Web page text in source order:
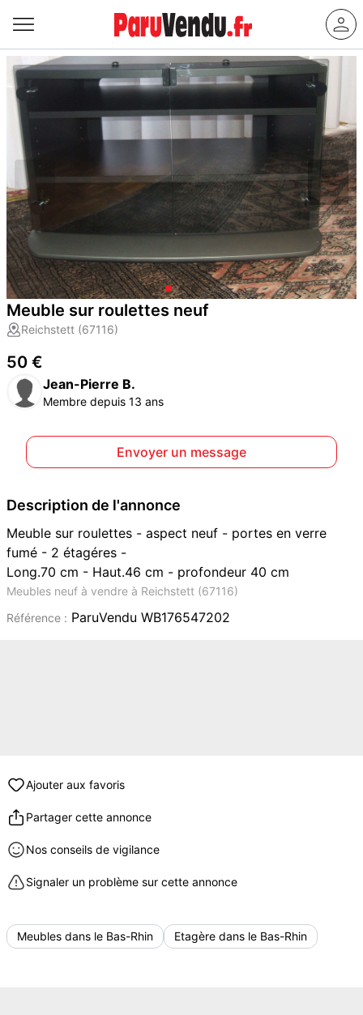
Meuble sur roulettes neuf
Reichstett (67116)
50 €
Jean-Pierre B.
Membre depuis 13 ans
Envoyer un message
Description de l'annonce
Meuble sur roulettes - aspect neuf - portes en verre
fumé - 2 étagéres -
Long.70 cm - Haut.46 cm - profondeur 40 cm
Meubles neuf à vendre à Reichstett (67116)
Référence : ParuVendu WB176547202
Ajouter aux favoris
Partager cette annonce
Nos conseils de vigilance
Signaler un problème sur cette annonce
Meubles dans le Bas-Rhin Etagère dans le Bas-Rhin